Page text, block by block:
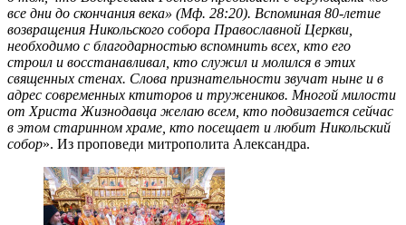
все дни до скончания века» (Мф. 28:20). Вспоминая 80-летие
возвращения Никольского собора Православной Церкви,
необходимо с благодарностью вспомнить всех, кто его
строил и восстанавливал, кто служил и молился в этих
священных стенах. Слова признательности звучат ныне и в
адрес современных ктиторов и тружеников. Многой милости
от Христа Жизнодавца желаю всем, кто подвизается сейчас
в этом старинном храме, кто посещает и любит Никольский
собор». Из проповеди митрополита Александра.